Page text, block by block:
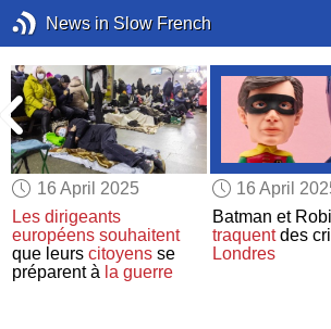
News in Slow French
16 April 2025
Les dirigeants
européens souhaitent
que leurscitoyens se
préparent à la guerre
16 April
Batman et
traquentdes
Londres